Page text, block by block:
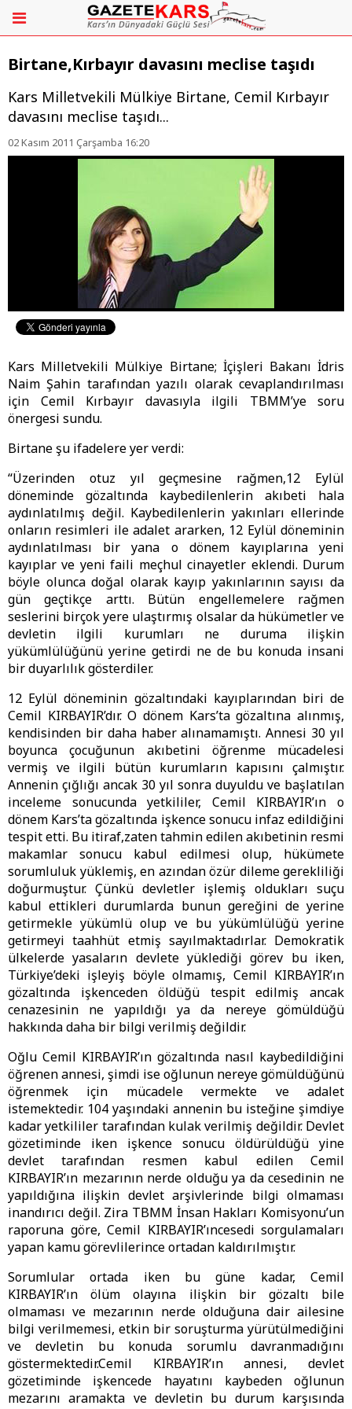
Birtane,Kırbayır davasını meclise taşıdı
Kars Milletvekili Mülkiye Birtane, Cemil Kırbayır
davasını meclise taşıdı...
02 Kasım 2011 Çarşamba 16:20
Kars Milletvekili Mülkiye Birtane; İçişleri Bakanı İdris
Naim Şahin tarafından yazılı olarak cevaplandırılması
için Cemil Kırbayır davasıyla ilgili TBMM’ye soru
önergesi sundu.
Birtane şu ifadelere yer verdi:
“Üzerinden otuz yıl geçmesine rağmen,12 Eylül
döneminde gözaltında kaybedilenlerin akıbeti hala
aydınlatılmış değil. Kaybedilenlerin yakınları ellerinde
onların resimleri ile adalet ararken, 12 Eylül döneminin
aydınlatılması bir yana o dönem kayıplarına yeni
kayıplar ve yeni faili meçhul cinayetler eklendi. Durum
böyle olunca doğal olarak kayıp yakınlarının sayısı da
gün geçtikçe arttı. Bütün engellemelere rağmen
seslerini birçok yere ulaştırmış olsalar da hükümetler ve
devletin ilgili kurumları ne duruma ilişkin
yükümlülüğünü yerine getirdi ne de bu konuda insani
bir duyarlılık gösterdiler.
12 Eylül döneminin gözaltındaki kayıplarından biri de
Cemil KIRBAYIR’dır. O dönem Kars’ta gözaltına alınmış,
kendisinden bir daha haber alınamamıştı. Annesi 30 yıl
boyunca çocuğunun akıbetini öğrenme mücadelesi
vermiş ve ilgili bütün kurumların kapısını çalmıştır.
Annenin çığlığı ancak 30 yıl sonra duyuldu ve başlatılan
inceleme sonucunda yetkililer, Cemil KIRBAYIR’ın o
dönem Kars’ta gözaltında işkence sonucu infaz edildiğini
tespit etti. Bu itiraf,zaten tahmin edilen akıbetinin resmi
makamlar sonucu kabul edilmesi olup, hükümete
sorumluluk yüklemiş, en azından özür dileme gerekliliği
doğurmuştur. Çünkü devletler işlemiş oldukları suçu
kabul ettikleri durumlarda bunun gereğini de yerine
getirmekle yükümlü olup ve bu yükümlülüğü yerine
getirmeyi taahhüt etmiş sayılmaktadırlar. Demokratik
ülkelerde yasaların devlete yüklediği görev bu iken,
Türkiye’deki işleyiş böyle olmamış, Cemil KIRBAYIR’ın
gözaltında işkenceden öldüğü tespit edilmiş ancak
cenazesinin ne yapıldığı ya da nereye gömüldüğü
hakkında daha bir bilgi verilmiş değildir.
Oğlu Cemil KIRBAYIR’ın gözaltında nasıl kaybedildiğini
öğrenen annesi, şimdi ise oğlunun nereye gömüldüğünü
öğrenmek için mücadele vermekte ve adalet
istemektedir. 104 yaşındaki annenin bu isteğine şimdiye
kadar yetkililer tarafından kulak verilmiş değildir. Devlet
gözetiminde iken işkence sonucu öldürüldüğü yine
devlet tarafından resmen kabul edilen Cemil
KIRBAYIR’ın mezarının nerde olduğu ya da cesedinin ne
yapıldığına ilişkin devlet arşivlerinde bilgi olmaması
inandırıcı değil. Zira TBMM İnsan Hakları Komisyonu’un
raporuna göre, Cemil KIRBAYIR’ıncesedi sorgulamaları
yapan kamu görevlilerince ortadan kaldırılmıştır.
Sorumlular ortada iken bu güne kadar, Cemil
KIRBAYIR’ın ölüm olayına ilişkin bir gözaltı bile
olmaması ve mezarının nerde olduğuna dair ailesine
bilgi verilmemesi, etkin bir soruşturma yürütülmediğini
ve devletin bu konuda sorumlu davranmadığını
göstermektedir.Cemil KIRBAYIR’ın annesi, devlet
gözetiminde işkencede hayatını kaybeden oğlunun
mezarını aramakta ve devletin bu durum karşısında